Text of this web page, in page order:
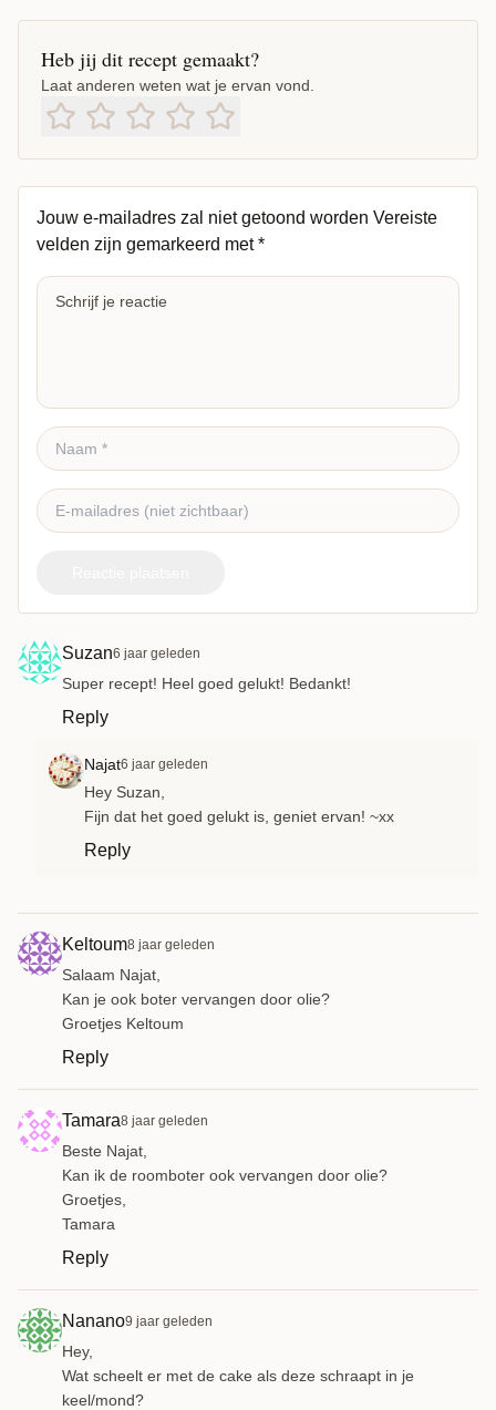
Heb jij dit recept gemaakt?
Laat anderen weten wat je ervan vond.
Jouw e-mailadres zal niet getoond worden Vereiste
velden zijn gemarkeerd met*
Suzan6 jaar geleden
Super recept! Heel goed gelukt! Bedankt!
Reply
Najat6 jaar geleden
Hey Suzan,
Fijn dat het goed gelukt is, geniet ervan! ~xx
Reply
Keltoum8 jaar geleden
Salaam Najat,
Kan je ook boter vervangen door olie?
Groetjes Keltoum
Reply
Tamara8 jaar geleden
Beste Najat,
Kan ik de roomboter ook vervangen door olie?
Groetjes,
Tamara
Reply
Nanano9 jaar geleden
Hey,
Wat scheelt er met de cake als deze schraapt in je
keel/mond?